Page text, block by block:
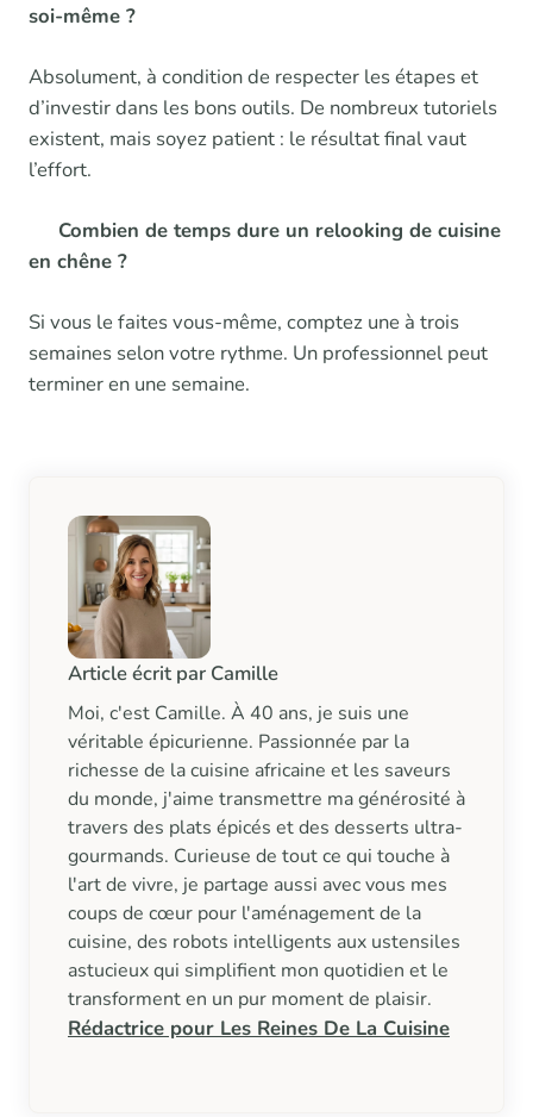
soi-même ?
Absolument, à condition de respecter les étapes et
d’investir dans les bons outils. De nombreux tutoriels
existent, mais soyez patient : le résultat final vaut
l’effort.
Combien de temps dure un relooking de cuisine
en chêne ?
Si vous le faites vous-même, comptez une à trois
semaines selon votre rythme. Un professionnel peut
terminer en une semaine.
Article écrit par Camille
Moi, c'est Camille. À 40 ans, je suis une
véritable épicurienne. Passionnée par la
richesse de la cuisine africaine et les saveurs
du monde, j'aime transmettre ma générosité à
travers des plats épicés et des desserts ultra-
gourmands. Curieuse de tout ce qui touche à
l'art de vivre, je partage aussi avec vous mes
coups de cœur pour l'aménagement de la
cuisine, des robots intelligents aux ustensiles
astucieux qui simplifient mon quotidien et le
transforment en un pur moment de plaisir.
Rédactrice pour Les Reines De La Cuisine